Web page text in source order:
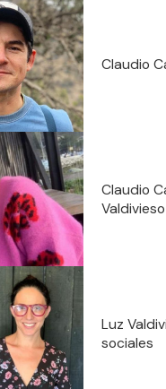
Claudio
Claudio
Valdivieso
Luz
sociales